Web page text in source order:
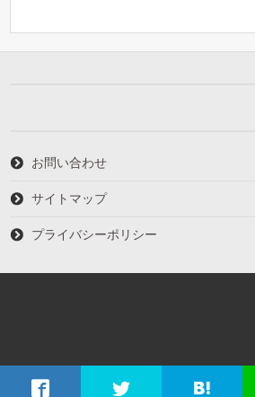
お問い合わせ
サイトマップ
プライバシーポリシー